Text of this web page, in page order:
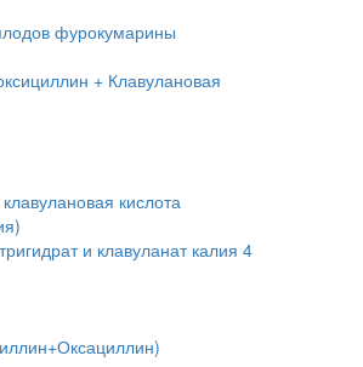
фурокумарины
+ Клавулановая
кислота
и клавуланат калия 4